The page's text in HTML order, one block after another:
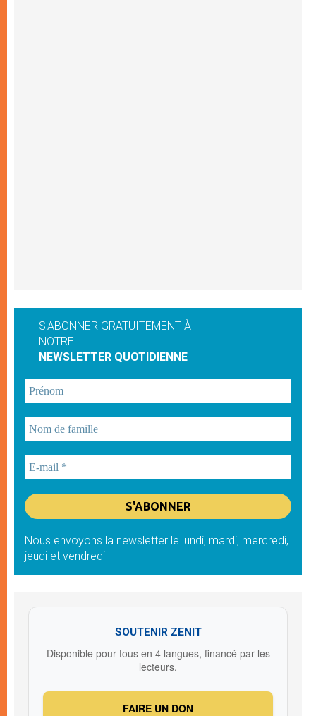
S'ABONNER GRATUITEMENT À
NOTRE
NEWSLETTER QUOTIDIENNE
Nous envoyons la newsletter le lundi, mardi, mercredi,
jeudi et vendredi
SOUTENIR ZENIT
Disponible pour tous en 4 langues, financé par les
lecteurs.
FAIRE UN DON